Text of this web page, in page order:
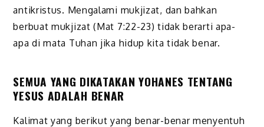
antikristus. Mengalami mukjizat, dan bahkan
berbuat mukjizat (Mat 7:22-23) tidak berarti apa-
apa di mata Tuhan jika hidup kita tidak benar.
SEMUA YANG DIKATAKAN YOHANES TENTANG
YESUS ADALAH BENAR
Kalimat yang berikut yang benar-benar menyentuh